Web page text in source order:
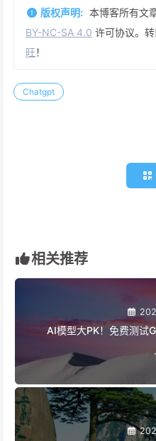
版权声明: 本博客所有文
BY-NC-SA 4.0 许可协议。
旺！
Chatgpt
相关推荐
AI模型大PK！免费测试